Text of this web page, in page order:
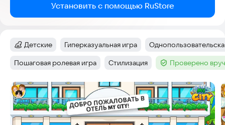
Установить с помощью RuStore
Категория:
Детские Тег:
Гиперказуальная игра Тег:
Тег:
Пошаговая ролевая игра Тег:
Стилизация Тег :Проверено
Скриншоты